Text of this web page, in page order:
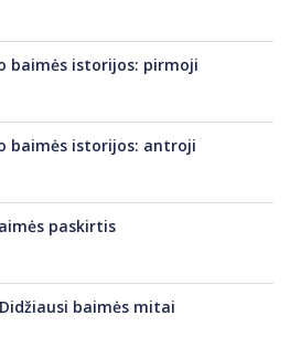
baimės istorijos: pirmoji
baimės istorijos: antroji
paskirtis
baimės mitai